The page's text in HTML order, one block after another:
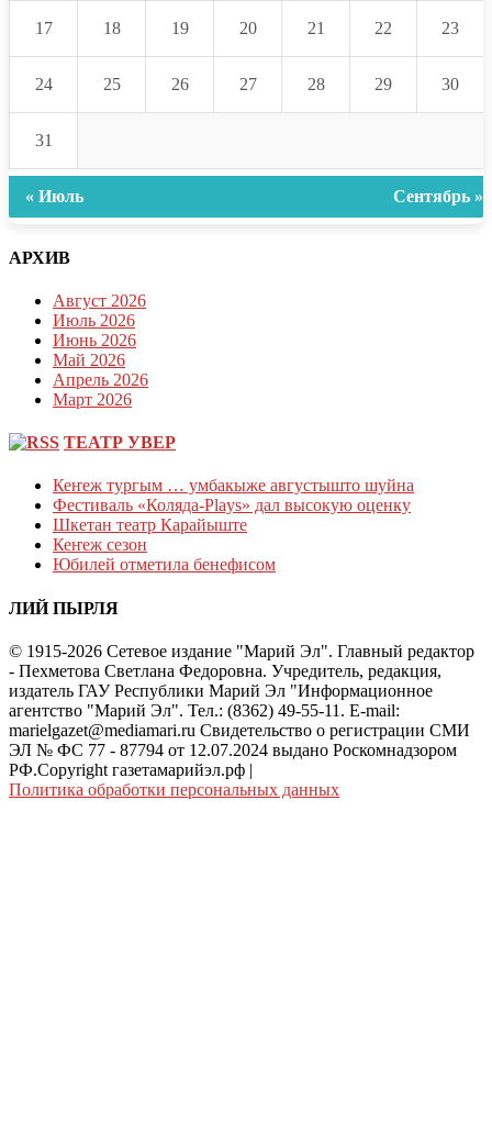
17 18 19 20 21 22 23
24 25 26 27 28 29 30
31
« Июль Сентябрь »
АРХИВ
Август 2026
Июль 2026
Июнь 2026
Май 2026
Апрель 2026
Март 2026
ТЕАТР УВЕР
Кеҥеж тургым … умбакыже августышто шуйна
Фестиваль «Коляда-Plays» дал высокую оценку
Шкетан театр Карайыште
Кеҥеж сезон
Юбилей отметила бенефисом
ЛИЙ ПЫРЛЯ
© 1915-2026 Сетевое издание "Марий Эл". Главный редактор
- Пехметова Светлана Федоровна. Учредитель, редакция,
издатель ГАУ Республики Марий Эл "Информационное
агентство "Марий Эл". Тел.: (8362) 49-55-11. E-mail:
marielgazet@mediamari.ru Свидетельство о регистрации СМИ
ЭЛ № ФС 77 - 87794 от 12.07.2024 выдано Роскомнадзором
РФ.Copyright газетамарийэл.рф |
Политика обработки персональных данных